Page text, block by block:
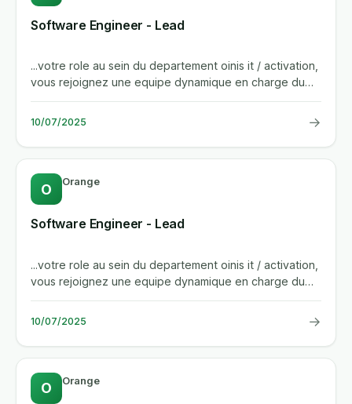
Software Engineer - Lead
...votre role au sein du departement oinis it / activation,
vous rejoignez une equipe dynamique en charge du
developpement...
10/07/2025 →
O Orange
Software Engineer - Lead
...votre role au sein du departement oinis it / activation,
vous rejoignez une equipe dynamique en charge du
developpement...
10/07/2025 →
O Orange